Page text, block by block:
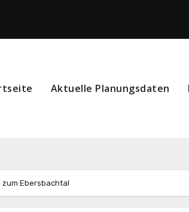
Aktuelle Planungsdaten
zum Ebersbachtal